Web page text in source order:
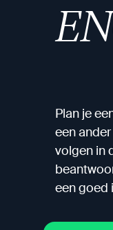
Plan je
een
volgen in
een goed